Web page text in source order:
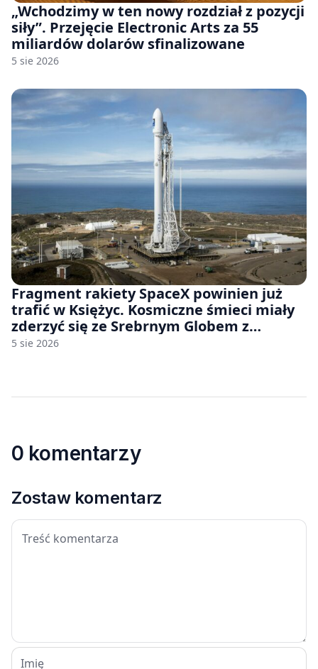
„Wchodzimy w ten nowy rozdział z pozycji
siły”. Przejęcie Electronic Arts za 55
miliardów dolarów sfinalizowane
5 sie 2026
Fragment rakiety SpaceX powinien już
trafić w Księżyc. Kosmiczne śmieci miały
zderzyć się ze Srebrnym Globem z
prędkością 8690 km/h
5 sie 2026
0 komentarzy
Zostaw komentarz